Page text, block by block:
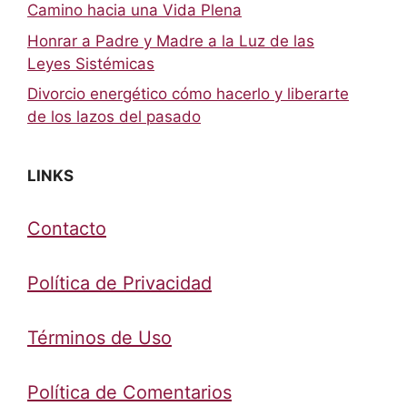
Camino hacia una Vida Plena
Honrar a Padre y Madre a la Luz de las
Leyes Sistémicas
Divorcio energético cómo hacerlo y liberarte
de los lazos del pasado
LINKS
Contacto
Política de Privacidad
Términos de Uso
Política de Comentarios